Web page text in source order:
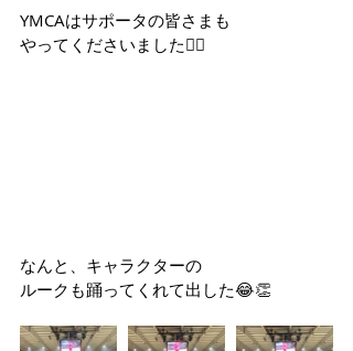
YMCAはサポータの皆さまも
やってくださいました🙆‍♀️
なんと、キャラクターの
ルークも踊ってくれて出した😂👏